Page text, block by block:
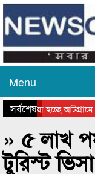
Menu
সর্বশেষ
যাওয়া হচ্ছে আটগ্রামে
» ৫ লাখ
টুরিস্ট